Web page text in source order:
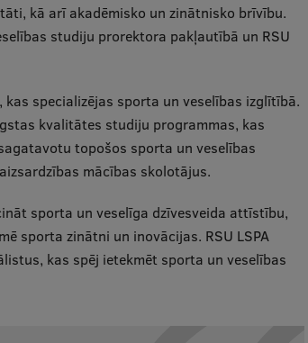
kā arī akadēmisko un zinātnisko brīvību.
studiju prorektora pakļautībā un RSU
specializējas sporta un veselības izglītībā.
kvalitātes studiju programmas, kas
topošos sporta un veselības
mācības skolotājus.
sporta un veselīga dzīvesveida attīstību,
sporta zinātni un inovācijas. RSU LSPA
kas spēj ietekmēt sporta un veselības